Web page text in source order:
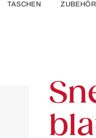
TASCHEN ZUBEHÖR